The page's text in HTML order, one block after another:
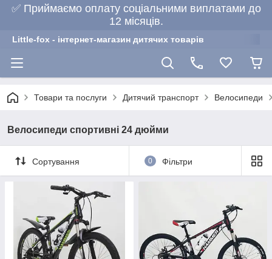
✅ Приймаємо оплату соціальними виплатами до
12 місяців.
Little-fox - інтернет-магазин дитячих товарів
Товари та послуги Дитячий транспорт Велосипеди
Велосипеди спортивні 24 дюйми
Сортування 0 Фільтри